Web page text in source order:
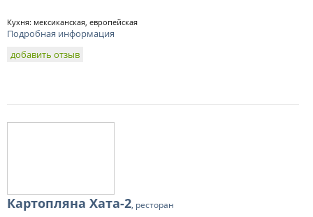
Кухня: мексиканская, европейская
Подробная информация
добавить отзыв
Картопляна Хата-2, ресторан